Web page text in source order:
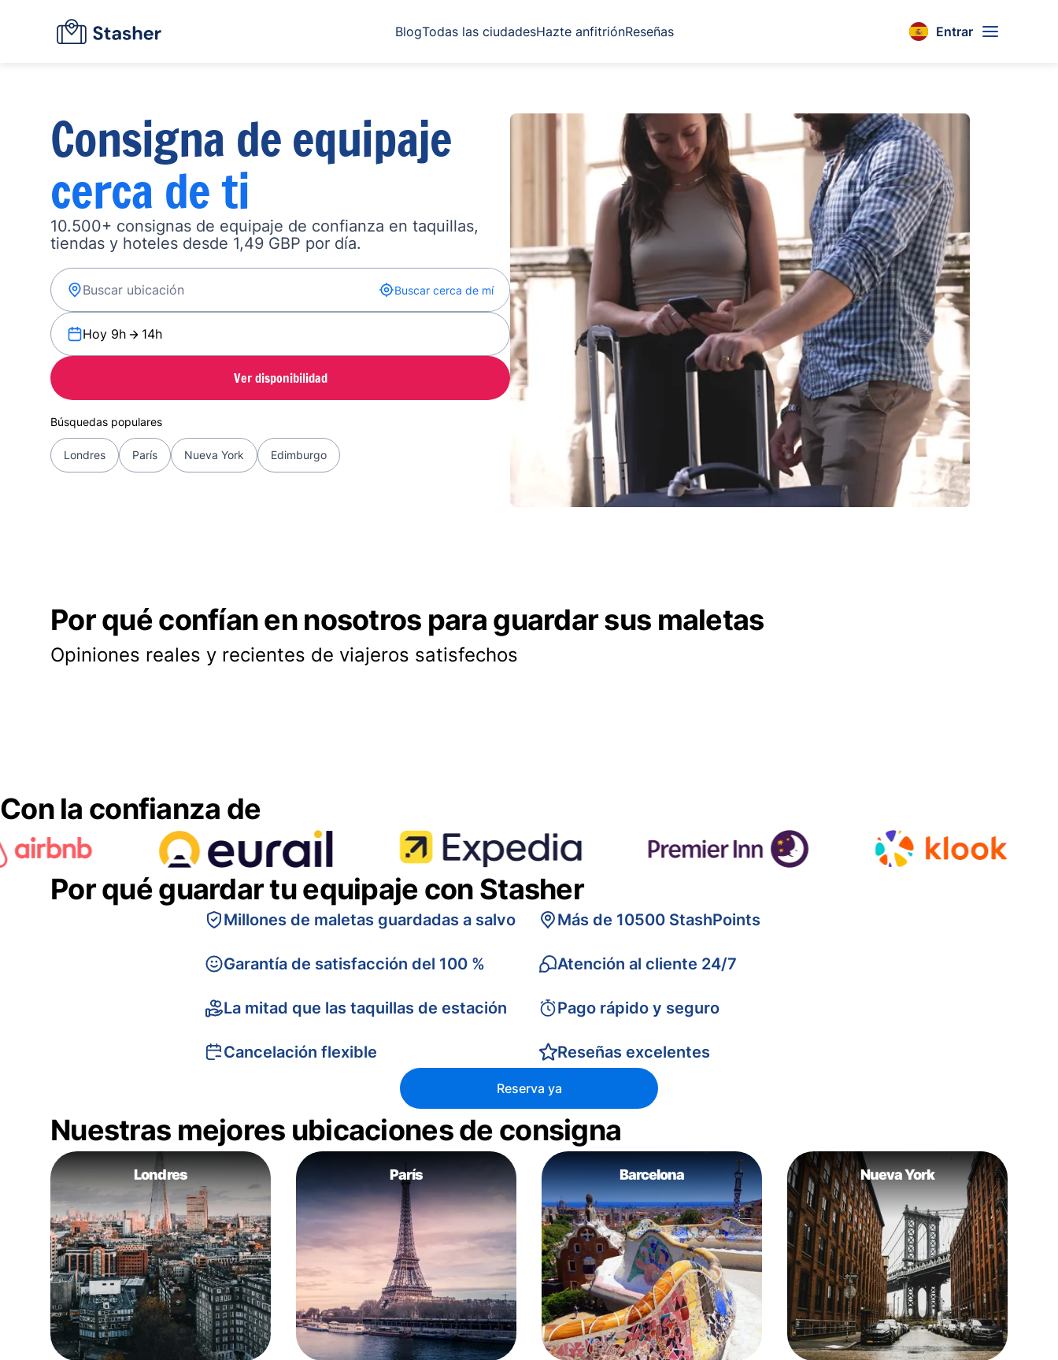
BlogTodas las ciudadesHazte anfitriónReseñas Entrar
Consigna de equipaje
cerca de ti
10.500+ consignas de equipaje de confianza en taquillas,
tiendas y hoteles desde 1,49 GBP por día.
Buscar cerca de mí
Hoy 9h 14h
Ver disponibilidad
Búsquedas populares
Londres París Nueva York Edimburgo
Por qué confían en nosotros para guardar sus maletas
Opiniones reales y recientes de viajeros satisfechos
Con la confianza de
Por qué guardar tu equipaje con Stasher
Millones de maletas guardadas a salvo
Garantía de satisfacción del 100 %
La mitad que las taquillas de estación
Cancelación flexible
Más de 10500 StashPoints
Atención al cliente 24/7
Pago rápido y seguro
Reseñas excelentes
Reserva ya
Nuestras mejores ubicaciones de consigna
Londres París Barcelona Nueva York